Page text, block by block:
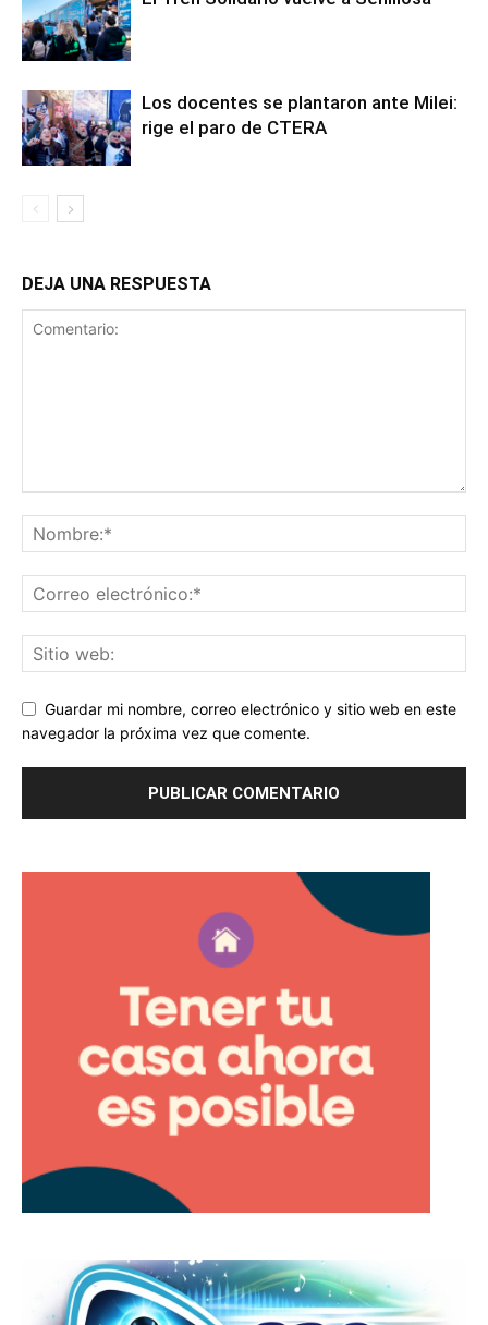
Los docentes se plantaron ante Milei:
rige el paro de CTERA
DEJA UNA RESPUESTA
Guardar mi nombre, correo electrónico y sitio web en este
navegador la próxima vez que comente.